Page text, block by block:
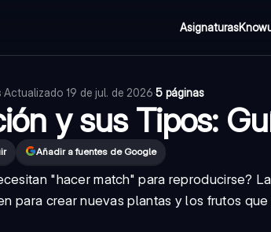
Asignaturas
·Actualizado 19 de jul. de 2026·5 páginas
y sus Tipos:
Añadir a fuentes de Google
"hacer match" para reproducirse?
para crear nuevas plantas y los frutos